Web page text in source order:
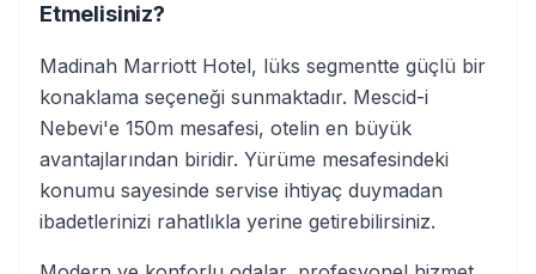
Etmelisiniz?
Madinah Marriott Hotel, lüks segmentte güçlü bir
konaklama seçeneği sunmaktadır. Mescid-i
Nebevi'e 150m mesafesi, otelin en büyük
avantajlarından biridir. Yürüme mesafesindeki
konumu sayesinde servise ihtiyaç duymadan
ibadetlerinizi rahatlıkla yerine getirebilirsiniz.